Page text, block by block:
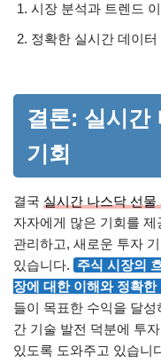
시장 분석과 트렌드
정확한 실시간 데이터
결론: 실시간
기회
결국 실시간 나스닥 선
자자에게 많은 기회를
관리하고, 새로운 투자
있습니다. 주식 시장의
장에 대한 이해와 정확
들이 목표한 수익을 달
간 기술 발전 덕분에 투
있도록 도와주고 있습니